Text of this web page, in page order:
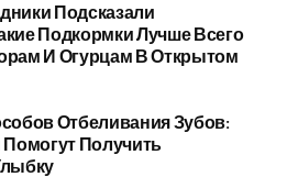
Подсказали
Подкормки Лучше Всего
И Огурцам В Открытом
Отбеливания Зубов:
Получить